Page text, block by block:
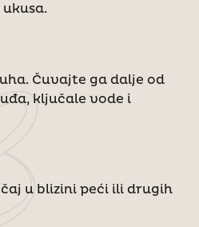
Čuvajte ga dalje od
ključale vode i
u blizini peći ili drugih